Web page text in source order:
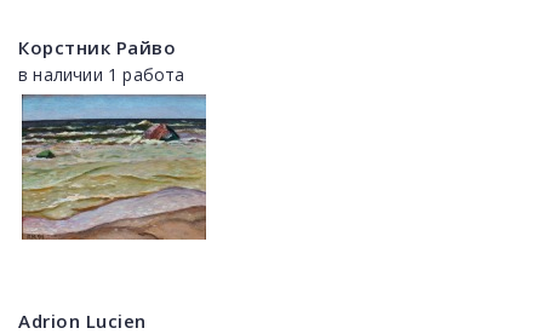
Корстник Райво
в наличии 1 работа
Adrion Lucien